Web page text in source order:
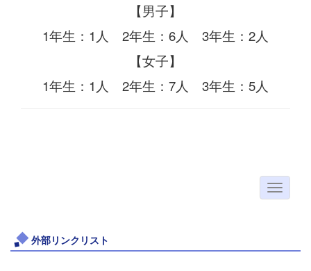
【男子】
1年生：1人 2年生：6人 3年生：2人
【女子】
1年生：1人 2年生：7人 3年生：5人
外部リンクリスト